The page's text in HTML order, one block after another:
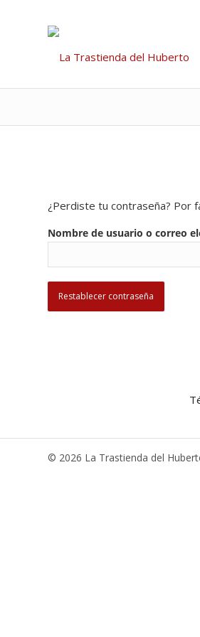
¿Perdiste tu contraseña? Por
Nombre de usuario o correo
Restablecer contraseña
© 2026 La Trastienda del